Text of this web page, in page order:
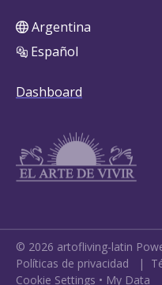
Argentina
Español
Dashboard
© 2026 artofliving-latin
Políticas de privacidad |
Cookie Settings • My Data